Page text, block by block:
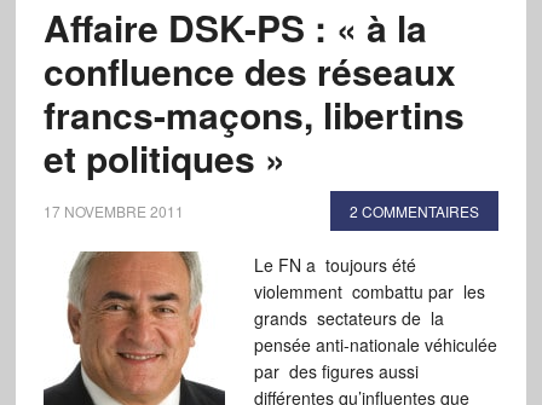
Affaire DSK-PS : « à la
confluence des réseaux
francs-maçons, libertins
et politiques »
17 NOVEMBRE 2011 2 COMMENTAIRES
Le FN a toujours été
violemment combattu par les
grands sectateurs de la
pensée anti-nationale véhiculée
par des figures aussi
différentes qu’influentes que